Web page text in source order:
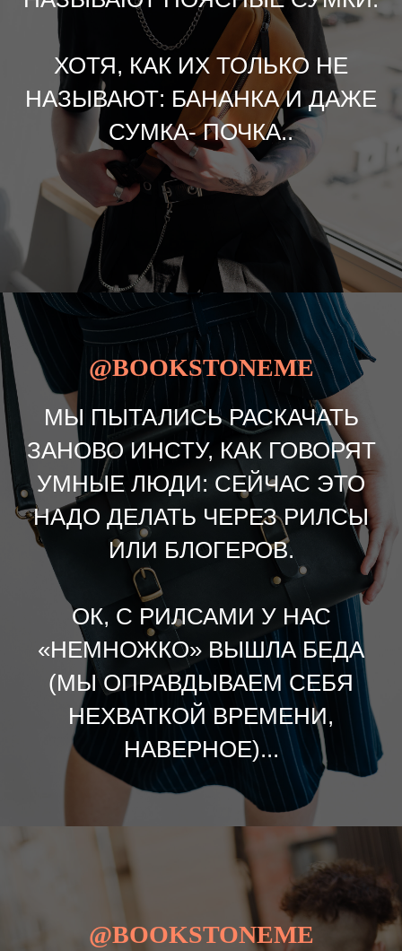
ХОТЯ, КАК ИХ ТОЛЬКО НЕ
НАЗЫВАЮТ: БАНАНКА И ДАЖЕ
СУМКА- ПОЧКА..
@BOOKSTONEME
МЫ ПЫТАЛИСЬ РАСКАЧАТЬ
ЗАНОВО ИНСТУ, КАК ГОВОРЯТ
УМНЫЕ ЛЮДИ: СЕЙЧАС ЭТО
НАДО ДЕЛАТЬ ЧЕРЕЗ РИЛСЫ
ИЛИ БЛОГЕРОВ.
ОК, С РИЛСАМИ У НАС
«НЕМНОЖКО» ВЫШЛА БЕДА
(МЫ ОПРАВДЫВАЕМ СЕБЯ
НЕХВАТКОЙ ВРЕМЕНИ,
НАВЕРНОЕ)...
@BOOKSTONEME